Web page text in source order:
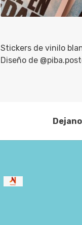
Stickers de vinilo
Diseño de